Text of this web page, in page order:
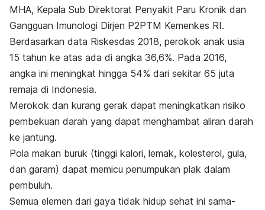
MHA, Kepala Sub Direktorat Penyakit Paru Kronik dan
Gangguan Imunologi Dirjen P2PTM Kemenkes RI.
Berdasarkan data Riskesdas 2018, perokok anak usia
15 tahun ke atas ada di angka 36,6%. Pada 2016,
angka ini meningkat hingga 54% dari sekitar 65 juta
remaja di Indonesia.
Merokok dan kurang gerak dapat meningkatkan risiko
pembekuan darah yang dapat menghambat aliran darah
ke jantung.
Pola makan buruk (tinggi kalori, lemak, kolesterol, gula,
dan garam) dapat memicu penumpukan plak dalam
pembuluh.
Semua elemen dari gaya tidak hidup sehat ini sama-